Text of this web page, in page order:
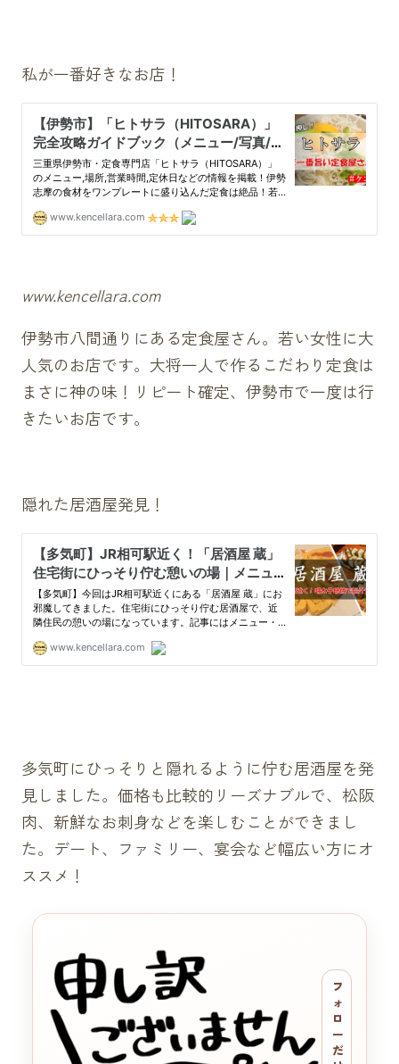
私が一番好きなお店！
www.kencellara.com
伊勢市八間通りにある定食屋さん。若い女性に大
人気のお店です。大将一人で作るこだわり定食は
まさに神の味！リピート確定、伊勢市で一度は行
きたいお店です。
隠れた居酒屋発見！
多気町にひっそりと隠れるように佇む居酒屋を発
見しました。価格も比較的リーズナブルで、松阪
肉、新鮮なお刺身などを楽しむことができまし
た。デート、ファミリー、宴会など幅広い方にオ
ススメ！
フ
ォ
ロ
ー
だ